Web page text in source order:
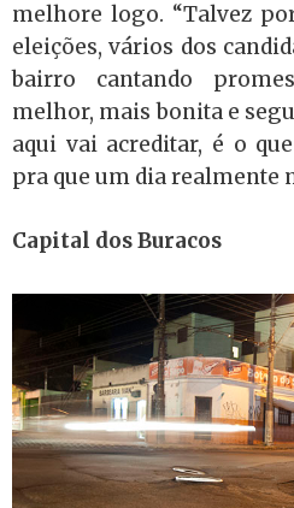
melhore logo. “Talvez
eleições, vários dos
bairro cantando
melhor, mais bonita e
aqui vai acreditar, é o
pra que um dia realmente
Capital dos Buracos